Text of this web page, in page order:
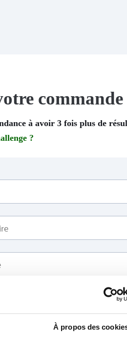
À propos des
commande
à avoir 3 fois plus de
?
vous suffit de soumettre le formulaire
fois pour parrainer plusieurs personnes.